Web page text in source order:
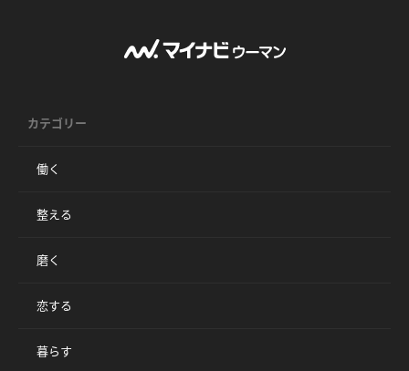
カテゴリー
働く
整える
磨く
恋する
暮らす